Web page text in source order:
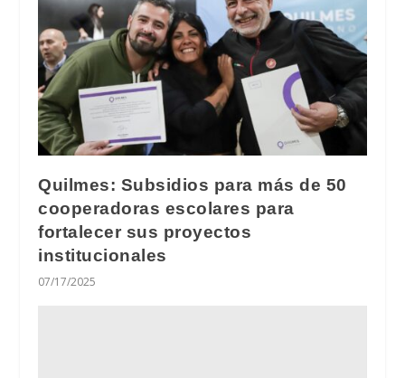
Quilmes: Subsidios para más de 50
cooperadoras escolares para
fortalecer sus proyectos
institucionales
07/17/2025